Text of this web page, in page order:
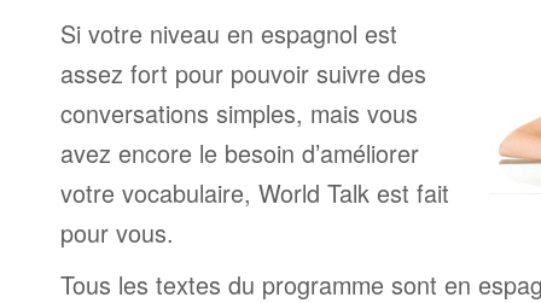
Si votre niveau en espagnol est
assez fort pour pouvoir suivre des
conversations simples, mais vous
avez encore le besoin d’améliorer
votre vocabulaire, World Talk est fait
pour vous.
Tous les textes du programme sont en